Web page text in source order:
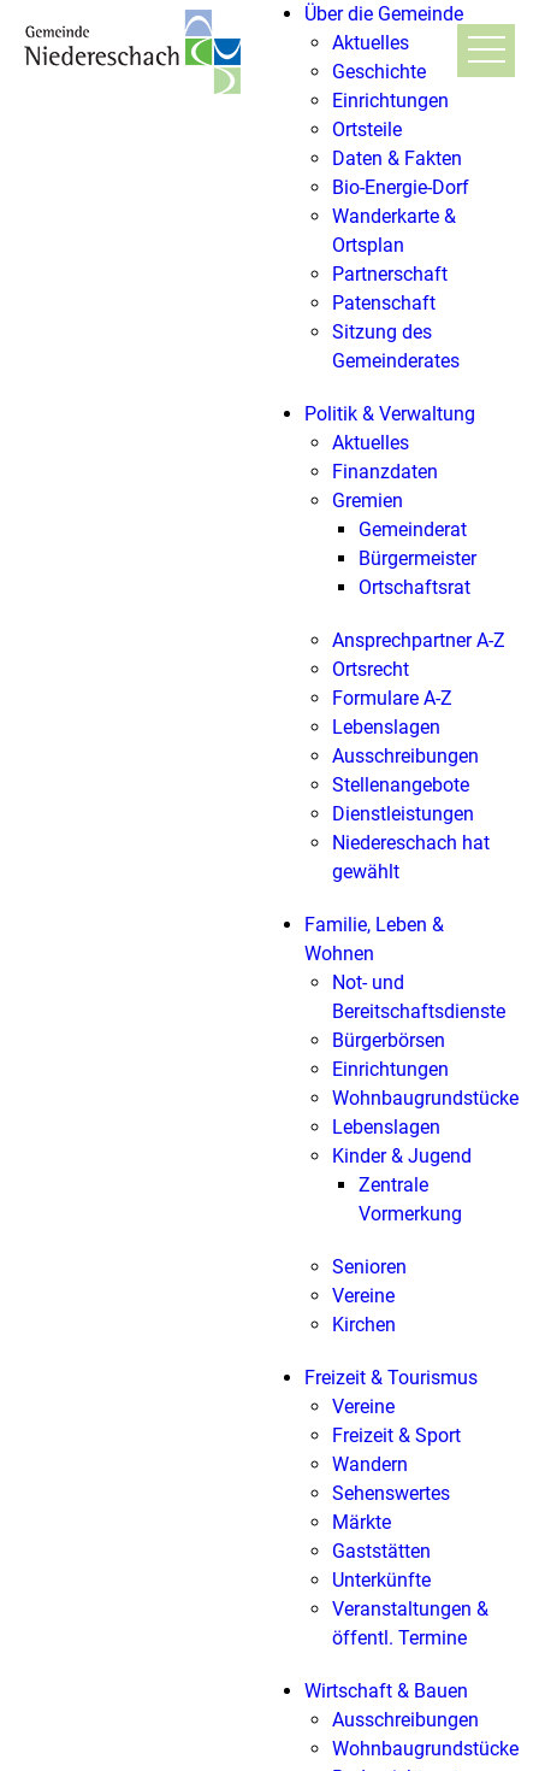
Über die Gemeinde
Aktuelles
Geschichte
Einrichtungen
Ortsteile
Daten & Fakten
Bio-Energie-Dorf
Wanderkarte &
Ortsplan
Partnerschaft
Patenschaft
Sitzung des
Gemeinderates
Politik & Verwaltung
Aktuelles
Finanzdaten
Gremien
Gemeinderat
Bürgermeister
Ortschaftsrat
Ansprechpartner A-Z
Ortsrecht
Formulare A-Z
Lebenslagen
Ausschreibungen
Stellenangebote
Dienstleistungen
Niedereschach hat
gewählt
Familie, Leben &
Wohnen
Not- und
Bereitschaftsdienste
Bürgerbörsen
Einrichtungen
Wohnbaugrundstücke
Lebenslagen
Kinder & Jugend
Zentrale
Vormerkung
Senioren
Vereine
Kirchen
Freizeit & Tourismus
Vereine
Freizeit & Sport
Wandern
Sehenswertes
Märkte
Gaststätten
Unterkünfte
Veranstaltungen &
öffentl. Termine
Wirtschaft & Bauen
Ausschreibungen
Wohnbaugrundstücke